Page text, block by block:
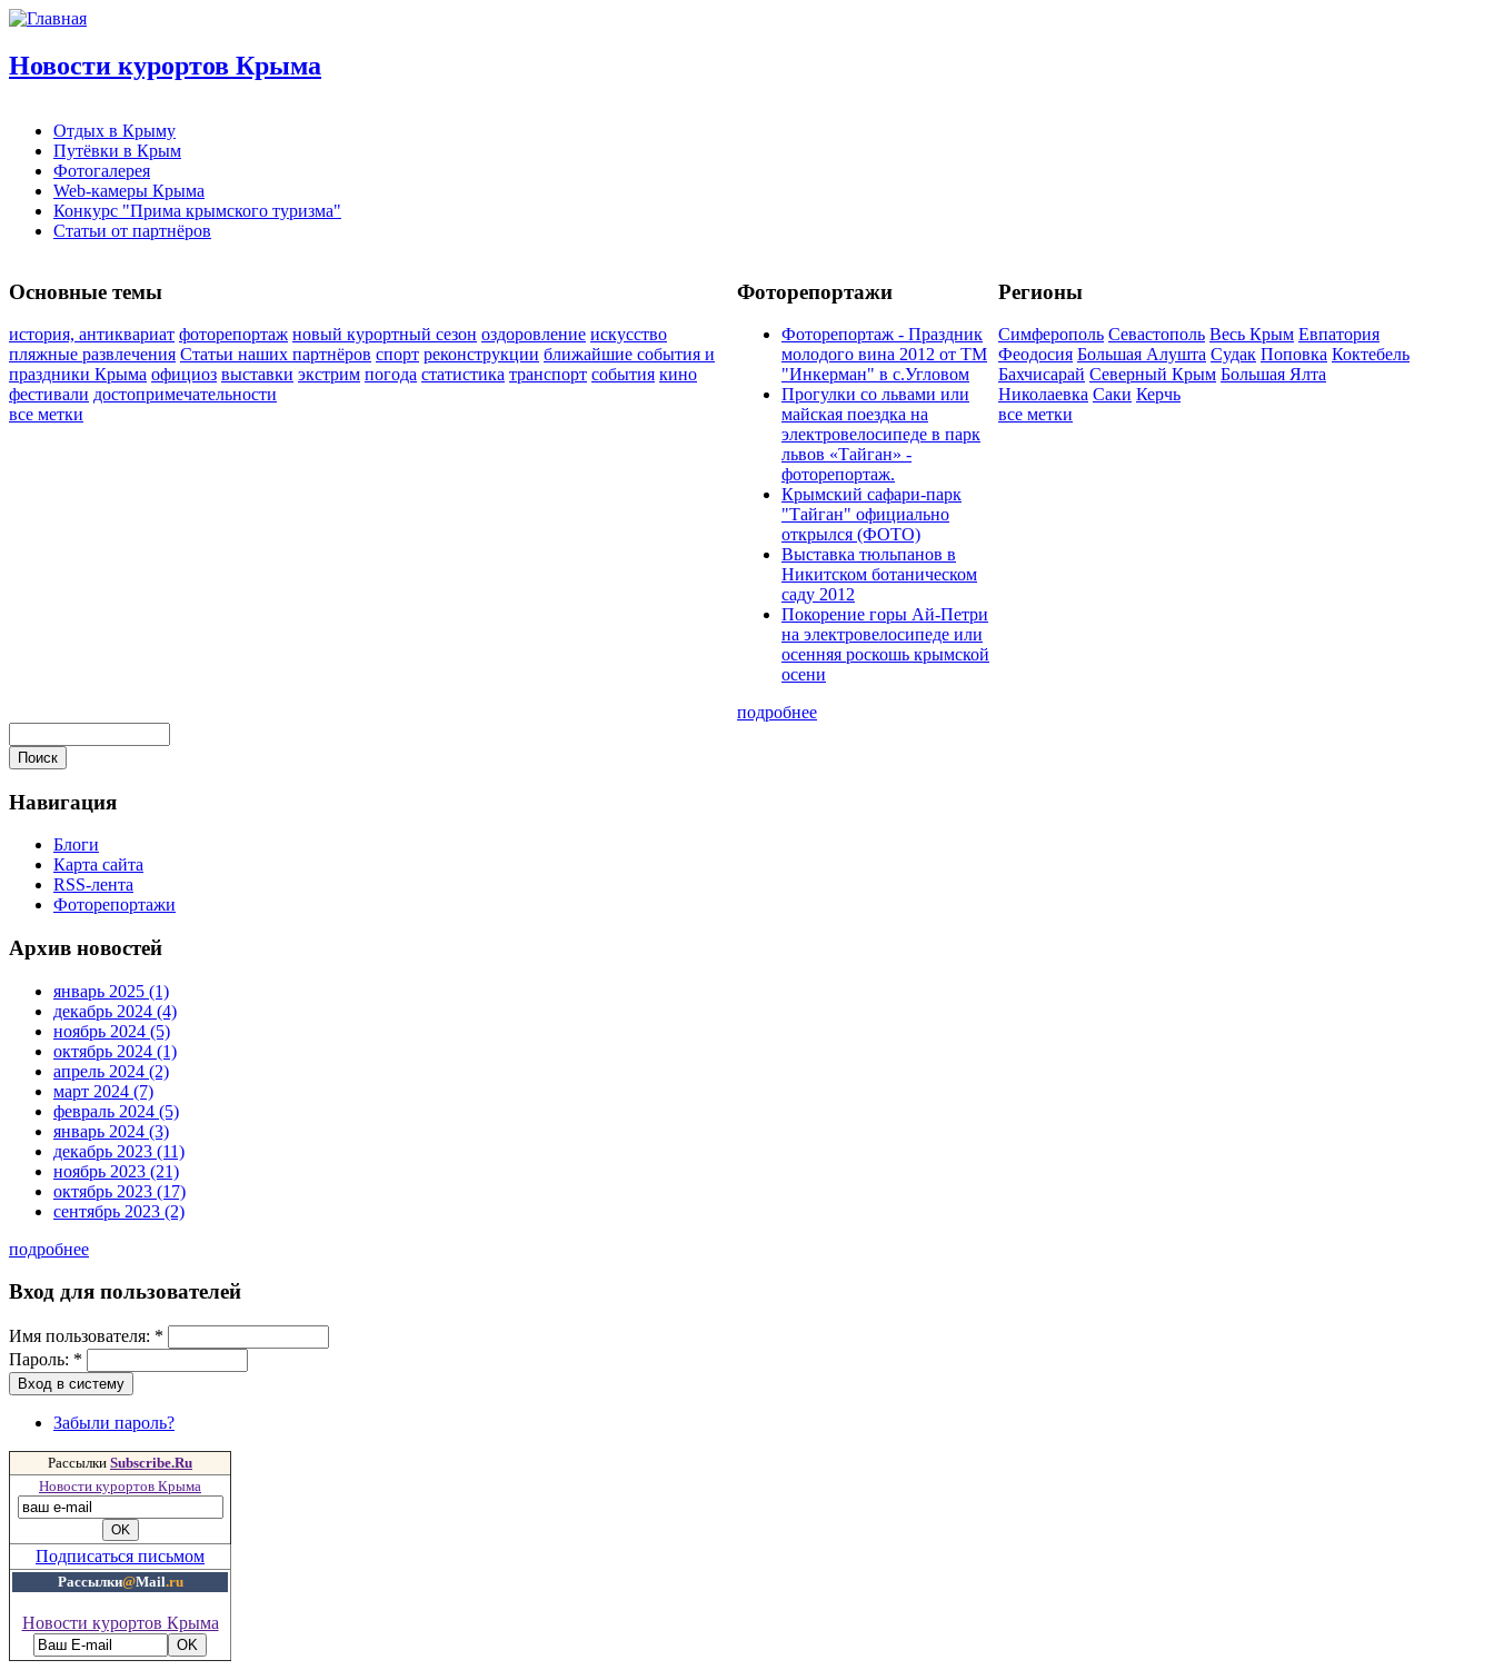
Новости курортов Крыма
Отдых в Крыму
Путёвки в Крым
Фотогалерея
Web-камеры Крыма
Конкурс "Прима крымского туризма"
Статьи от партнёров
Основные темы
история, антиквариат фоторепортаж новый курортный сезон оздоровление искусство
пляжные развлечения Статьи наших партнёров спорт реконструкции ближайшие события и
праздники Крыма официоз выставки экстрим погода статистика транспорт события кино
фестивали достопримечательности
все метки
Фоторепортажи
Фоторепортаж - Праздник
молодого вина 2012 от ТМ
"Инкерман" в с.Угловом
Прогулки cо львами или
майская поездка на
электровелосипеде в парк
львов «Тайган» -
фоторепортаж.
Крымский сафари-парк
"Тайган" официально
открылся (ФОТО)
Выставка тюльпанов в
Никитском ботаническом
саду 2012
Покорение горы Ай-Петри
на электровелосипеде или
осенняя роскошь крымской
осени
подробнее
Регионы
Симферополь Севастополь Весь Крым Евпатория
Феодосия Большая Алушта Судак Поповка Коктебель
Бахчисарай Северный Крым Большая Ялта
Николаевка Саки Керчь
все метки
Навигация
Блоги
Карта сайта
RSS-лента
Фоторепортажи
Архив новостей
январь 2025 (1)
декабрь 2024 (4)
ноябрь 2024 (5)
октябрь 2024 (1)
апрель 2024 (2)
март 2024 (7)
февраль 2024 (5)
январь 2024 (3)
декабрь 2023 (11)
ноябрь 2023 (21)
октябрь 2023 (17)
сентябрь 2023 (2)
подробнее
Вход для пользователей
Имя пользователя: *
Пароль: *
Забыли пароль?
Рассылки Subscribe.Ru
Новости курортов Крыма
Подписаться письмом
Рассылки@Mail.ru
Новости курортов Крыма